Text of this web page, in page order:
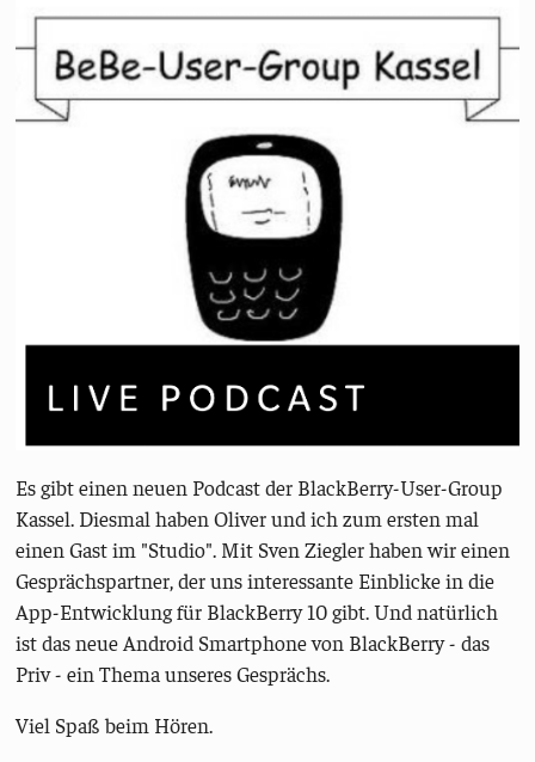
Es gibt einen neuen Podcast der BlackBerry-User-Group
Kassel. Diesmal haben Oliver und ich zum ersten mal
einen Gast im "Studio". Mit Sven Ziegler haben wir einen
Gesprächspartner, der uns interessante Einblicke in die
App-Entwicklung für BlackBerry 10 gibt. Und natürlich
ist das neue Android Smartphone von BlackBerry - das
Priv - ein Thema unseres Gesprächs.
Viel Spaß beim Hören.